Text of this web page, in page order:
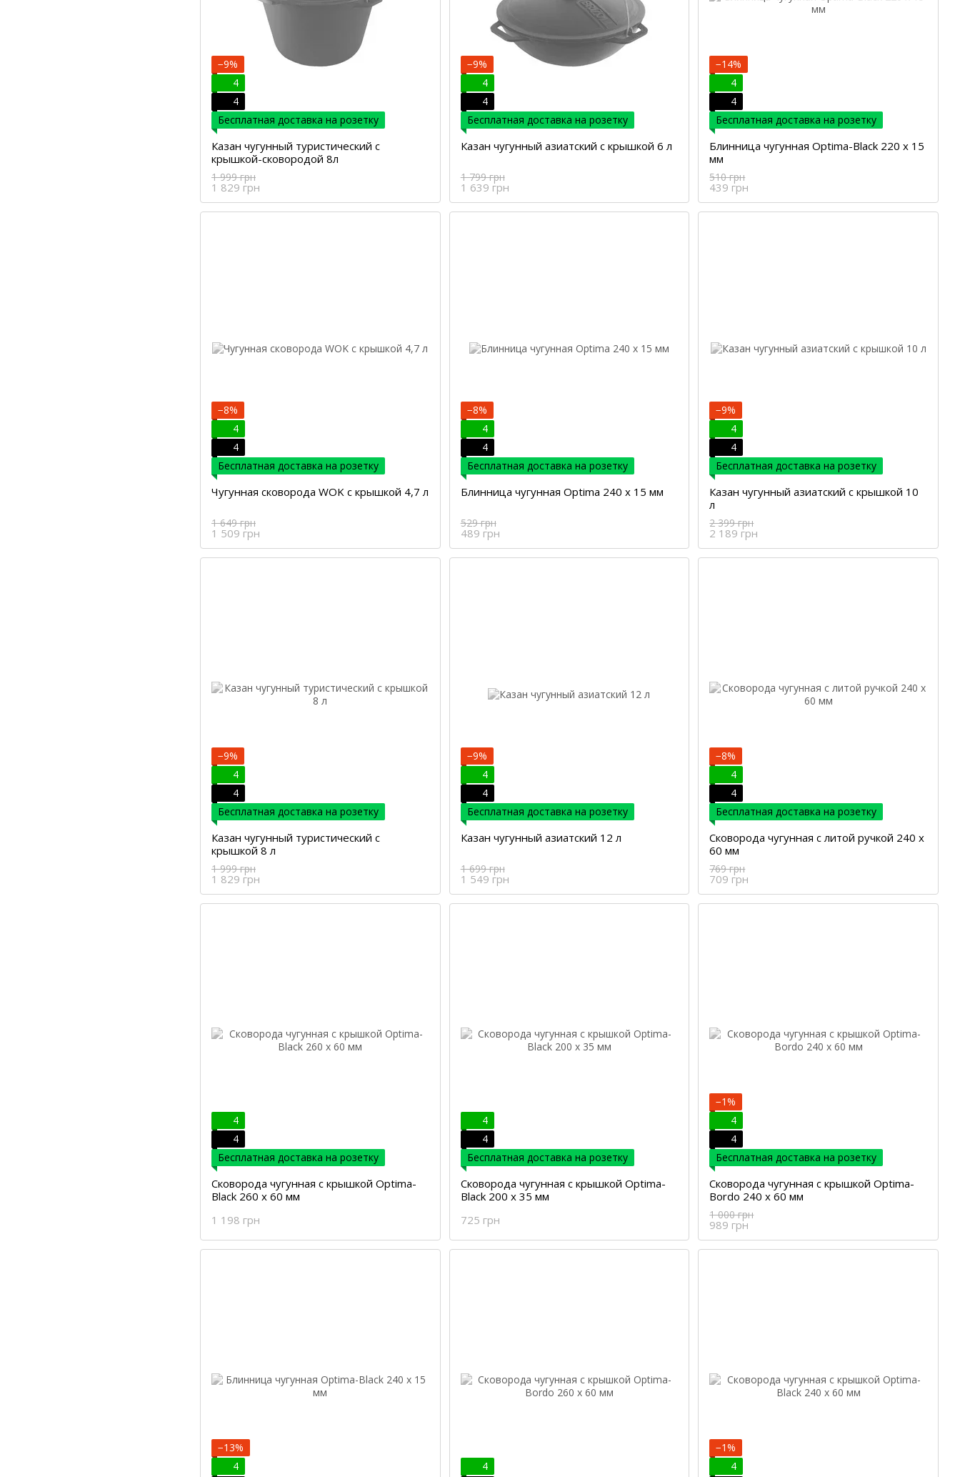
−9%
4
4
Бесплатная доставка на розетку
Казан чугунный туристический с
крышкой-сковородой 8л
1 999 грн
1 829 грн
−9%
4
4
Бесплатная доставка на розетку
Казан чугунный азиатский с крышкой 6 л
1 799 грн
1 639 грн
−14%
4
4
Бесплатная доставка на розетку
Блинница чугунная Optima-Black 220 х 15
мм
510 грн
439 грн
−8%
4
4
Бесплатная доставка на розетку
Чугунная сковорода WOK с крышкой 4,7 л
1 649 грн
1 509 грн
−8%
4
4
Бесплатная доставка на розетку
Блинница чугунная Optima 240 х 15 мм
529 грн
489 грн
−9%
4
4
Бесплатная доставка на розетку
Казан чугунный азиатский с крышкой 10
л
2 399 грн
2 189 грн
−9%
4
4
Бесплатная доставка на розетку
Казан чугунный туристический с
крышкой 8 л
1 999 грн
1 829 грн
−9%
4
4
Бесплатная доставка на розетку
Казан чугунный азиатский 12 л
1 699 грн
1 549 грн
−8%
4
4
Бесплатная доставка на розетку
Сковорода чугунная с литой ручкой 240 х
60 мм
769 грн
709 грн
4
4
Бесплатная доставка на розетку
Сковорода чугунная с крышкой Optima-
Black 260 х 60 мм
1 198 грн
4
4
Бесплатная доставка на розетку
Сковорода чугунная с крышкой Optima-
Black 200 х 35 мм
725 грн
−1%
4
4
Бесплатная доставка на розетку
Сковорода чугунная с крышкой Optima-
Bordo 240 х 60 мм
1 000 грн
989 грн
−13%
4
4
−1%
4